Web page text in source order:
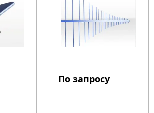
По запросу